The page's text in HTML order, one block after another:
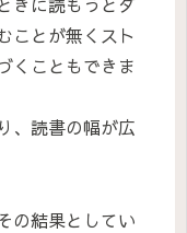
ことが無くスト
くこともできま
、読書の幅が広
の結果としてい